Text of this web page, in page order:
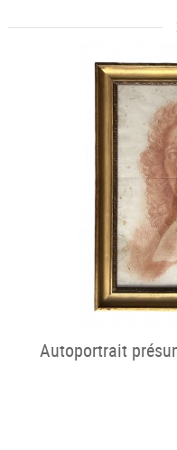
Autoportrait